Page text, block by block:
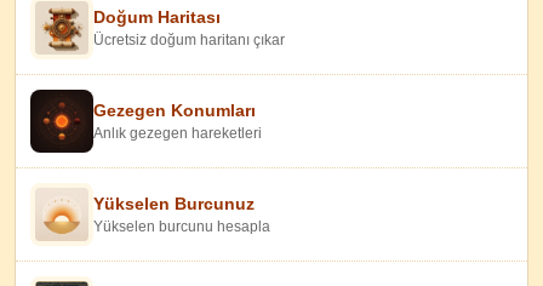
Doğum Haritası
Ücretsiz doğum haritanı çıkar
Gezegen Konumları
Anlık gezegen hareketleri
Yükselen Burcunuz
Yükselen burcunu hesapla